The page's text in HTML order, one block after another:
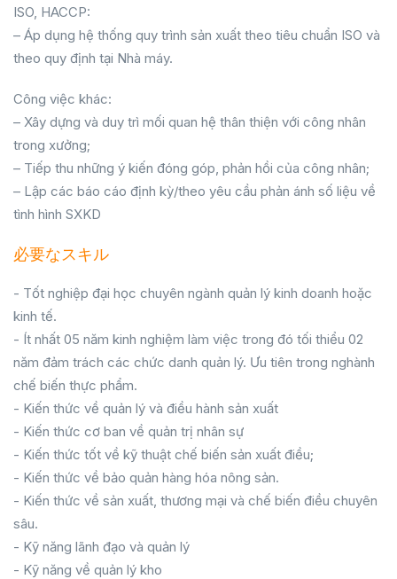
ISO, HACCP:
– Áp dụng hệ thống quy trình sản xuất theo tiêu chuẩn ISO và
theo quy định tại Nhà máy.
Công việc khác:
– Xây dựng và duy trì mối quan hệ thân thiện với công nhân
trong xưởng;
– Tiếp thu những ý kiến đóng góp, phản hồi của công nhân;
– Lập các báo cáo định kỳ/theo yêu cầu phản ánh số liệu về
tình hình SXKD
必要なスキル
- Tốt nghiệp đại học chuyên ngành quản lý kinh doanh hoặc
kinh tế.
- Ít nhất 05 năm kinh nghiệm làm việc trong đó tối thiểu 02
năm đảm trách các chức danh quản lý. Ưu tiên trong nghành
chế biến thực phẩm.
- Kiến thức về quản lý và điều hành sản xuất
- Kiến thức cơ ban về quản trị nhân sự
- Kiến thức tốt về kỹ thuật chế biến sản xuất điều;
- Kiến thức về bảo quản hàng hóa nông sản.
- Kiến thức về sản xuất, thương mại và chế biến điều chuyên
sâu.
- Kỹ năng lãnh đạo và quản lý
- Kỹ năng về quản lý kho